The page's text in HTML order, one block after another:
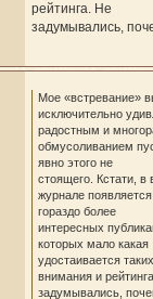
рейтинга. Не
задумывались,
Мое «встревание»
исключительно
радостным и
обмусоливанием
явно этого не
стоящего. Кстати,
журнале
гораздо более
интересных
которых мало какая
удостаивается таких
внимания и
задумывались,